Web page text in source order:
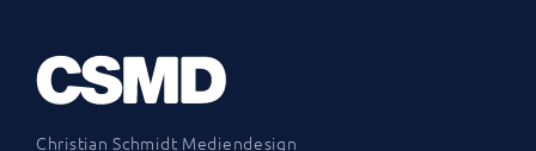
Christian Schmidt Mediendesign